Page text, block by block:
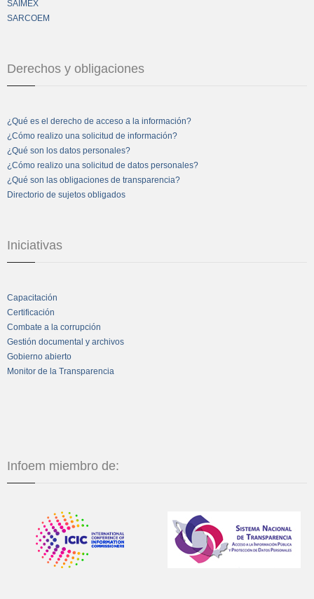
SAIMEX
SARCOEM
Derechos y obligaciones
¿Qué es el derecho de acceso a la información?
¿Cómo realizo una solicitud de información?
¿Qué son los datos personales?
¿Cómo realizo una solicitud de datos personales?
¿Qué son las obligaciones de transparencia?
Directorio de sujetos obligados
Iniciativas
Capacitación
Certificación
Combate a la corrupción
Gestión documental y archivos
Gobierno abierto
Monitor de la Transparencia
Infoem miembro de: